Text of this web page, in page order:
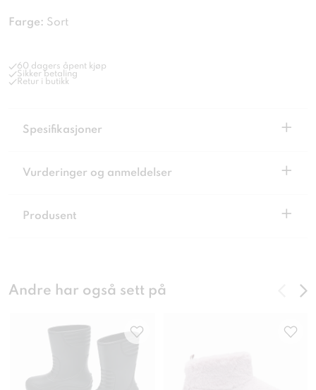
Farge: Sort
60 dagers åpent kjøp
Sikker betaling
Retur i butikk
Spesifikasjoner +
Vurderinger og anmeldelser +
Produsent +
Andre har også sett på